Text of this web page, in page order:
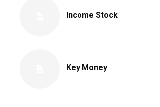
Income Stock
Key Money